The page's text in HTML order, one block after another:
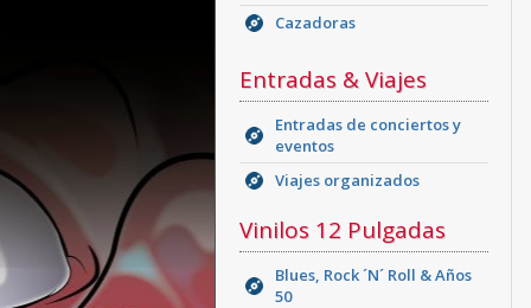
Cazadoras
Entradas & Viajes
Entradas de conciertos y
eventos
Viajes organizados
Vinilos 12 Pulgadas
Blues, Rock ´N´ Roll & Años
50